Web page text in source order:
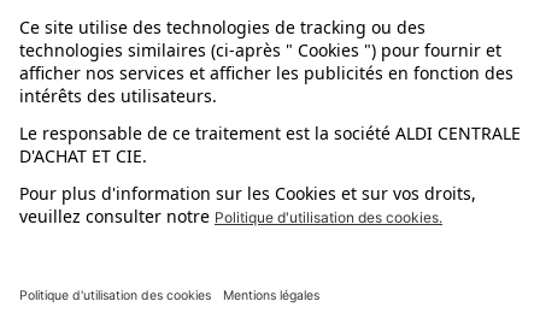
Nos astuces
Évènements
L'application mobile